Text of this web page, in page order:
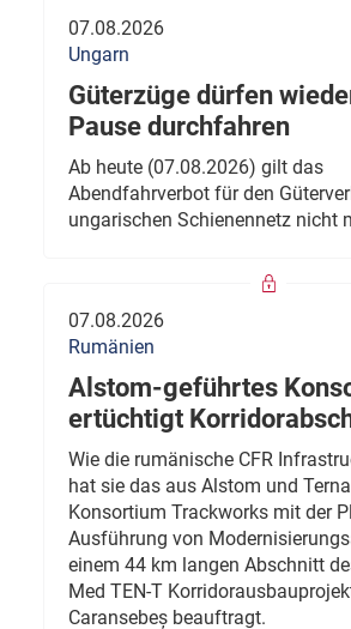
07.08.2026
Ungarn
Güterzüge dürfen
Pause durchfahren
Ab heute (07.08.2026) gilt das
Abendfahrverbot für den
ungarischen Schienennetz nicht
07.08.2026
Rumänien
Alstom-geführtes
ertüchtigt
Wie die rumänische CFR
hat sie das aus Alstom und
Konsortium Trackworks mit der
Ausführung von
einem 44 km langen Abschnitt
Med TEN-T
Caransebeș beauftragt.